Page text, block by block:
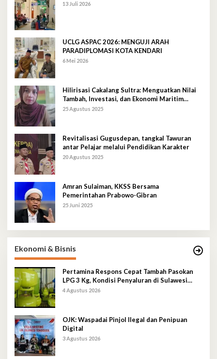
13 Juli 2026
UCLG ASPAC 2026: MENGUJI ARAH
PARADIPLOMASI KOTA KENDARI
6 Mei 2026
Hilirisasi Cakalang Sultra: Menguatkan Nilai
Tambah, Investasi, dan Ekonomi Maritim
Berkelanjutan
25 Agustus 2025
Revitalisasi Gugusdepan, tangkal Tawuran
antar Pelajar melalui Pendidikan Karakter
20 Agustus 2025
Amran Sulaiman, KKSS Bersama
Pemerintahan Prabowo-Gibran
25 Juni 2025
Ekonomi & Bisnis
Pertamina Respons Cepat Tambah Pasokan
LPG 3 Kg, Kondisi Penyaluran di Sulawesi
Selatan Berlangsung Kondusif
4 Agustus 2026
OJK: Waspadai Pinjol Ilegal dan Penipuan
Digital
3 Agustus 2026